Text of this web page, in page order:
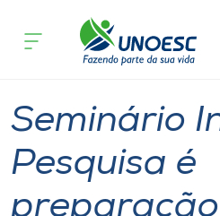
Cursos
Pesquisa
Atendimento ao Estudante
acontece
Seminário
Pesquisa é